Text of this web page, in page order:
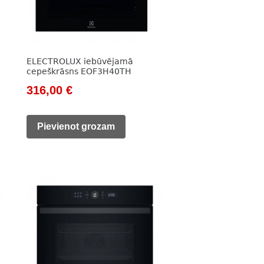
ELECTROLUX iebūvējamā
cepeškrāsns EOF3H40TH
Original
was:
316,00€Current
is:
Pievienot grozam